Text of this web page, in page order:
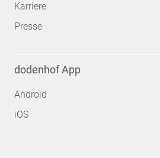
Karriere
Presse
dodenhof App
Android
iOS